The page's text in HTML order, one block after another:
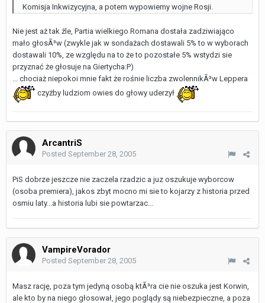
Komisja Inkwizycyjna, a potem wypowiemy wojne Rosji.
Nie jest aż tak źle, Partia wielkiego Romana dostała zadziwiająco
mało głosÃ³w (zwykle jak w sondażach dostawali 5% to w wyborach
dostawali 10%, ze względu na to że to pozostałe 5% wstydzi sie
przyznać że głosuje na Giertycha:P)
... chociaż niepokoi mnie fakt że rośnie liczba zwolennikÃ³w Leppera
czyżby ludziom owies do głowy uderzył
ArcantriS
Posted September 28, 2005
PiS dobrze jeszcze nie zaczela rzadzic a juz oszukuje wyborcow
(osoba premiera), jakos zbyt mocno mi sie to kojarzy z historia przed
osmiu laty...a historia lubi sie powtarzac...
VampireVorador
Posted September 28, 2005
Masz rację, poza tym jedyną osobą ktÃ³ra cie nie oszuka jest Korwin,
ale kto by na niego głosował, jego poglądy są niebezpieczne, a poza